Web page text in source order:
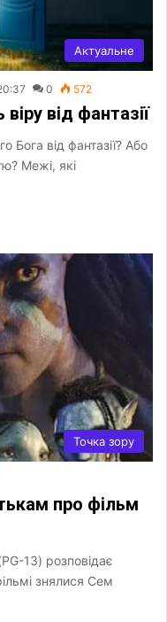
Актуальне
0 572
від фантазії
Бога від фантазії? Або
Межі, які
Точка зору
про фільм
13) розповідає
знялися Сем